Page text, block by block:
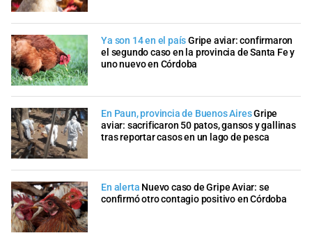
Ya son 14 en el paísGripe aviar: confirmaron
el segundo caso en la provincia de Santa Fe y
uno nuevo en Córdoba
En Paun, provincia de Buenos AiresGripe
aviar: sacrificaron 50 patos, gansos y gallinas
tras reportar casos en un lago de pesca
En alerta Nuevo caso de Gripe Aviar: se
confirmó otro contagio positivo en Córdoba